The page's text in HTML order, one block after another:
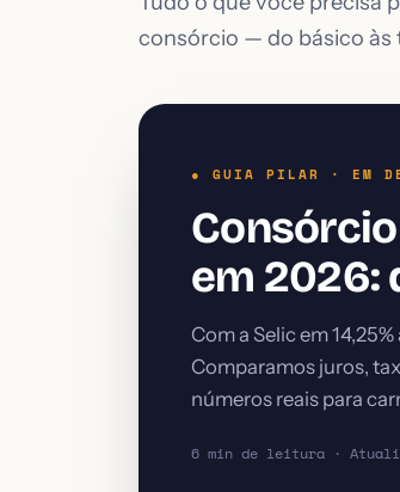
consórcio — do básico às
● GUIA PILAR · EM
em 2026:
Com a Selic em
Comparamos juros,
números reais para
6 min de leitura ·